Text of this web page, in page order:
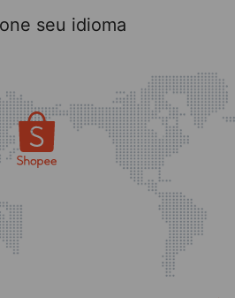
seu idioma